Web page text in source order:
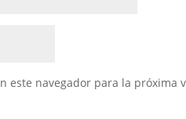
este navegador para la próxima